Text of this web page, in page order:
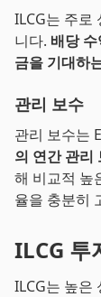
ILCG는 주로
니다. 배당
금을 기대하
관리 보수
관리 보수는
의 연간 관리
해 비교적 높
율을 충분히
ILCG 투
ILCG는 높은